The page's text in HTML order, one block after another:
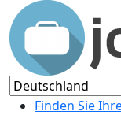
Finden Sie